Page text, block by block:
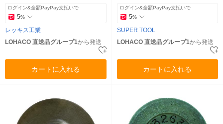
ログイン&全額PayPay支払いで
5%
レッキス工業
LOHACO 直送品グループ1から発送
カートに入れる
ログイン&全額PayPay支払いで
5%
SUPER TOOL
LOHACO 直送品グループ1から発送
カートに入れる